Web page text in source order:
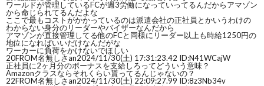
ワールドが管理しているFCが週3労働になっていってるんだからアマゾン
から命じられてるんだよな
ここで最もコストがかかっているのは派遣会社の正社員とかいうわけの
わからない身分のリーダーやバイザーなんだから
アマゾンが直接管理してる他のFCと同様にリーダー以上も時給1250円の
地位になればいいだけなんだがな
ワーカーに負荷をかけないでほしい
20FROM名無しさan2024/11/30(土) 17:31:23.42 ID:N41WCajW
正社員に2ヶ月分のボーナスを支給しろってどういう意味？
Amazonクラスならそれくらい貰ってるんじゃないの？
22FROM名無しさan2024/11/30(土) 22:09:27.99 ID:8z3Nb34v